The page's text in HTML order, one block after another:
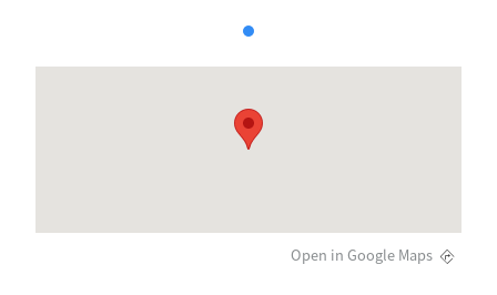
Open in Google Maps